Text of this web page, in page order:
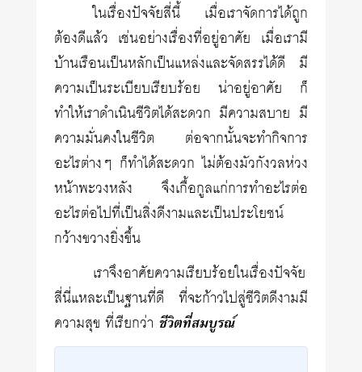
ในเรื่องปัจจัยสี่นี้ เมื่อเราจัดการได้ถูก
ต้องดีแล้ว เช่นอย่างเรื่องที่อยู่อาศัย เมื่อเรามี
บ้านเรือนเป็นหลักเป็นแหล่งและจัดสรรได้ดี มี
ความเป็นระเบียบเรียบร้อย น่าอยู่อาศัย ก็
ทำให้เราดำเนินชีวิตได้สะดวก มีความสบาย มี
ความมั่นคงในชีวิต ต่อจากนั้นจะทำกิจการ
อะไรต่างๆ ก็ทำได้สะดวก ไม่ต้องมัวกังวลห่วง
หน้าพะวงหลัง จึงเกื้อกูลแก่การทำอะไรต่อ
อะไรต่อไปที่เป็นสิ่งดีงามและเป็นประโยชน์
กว้างขวางยิ่งขึ้น
เราจึงอาศัยความเรียบร้อยในเรื่องปัจจัย
สี่นี่แหละเป็นฐานที่ดี ที่จะก้าวไปสู่ชีวิตดีงามมี
ความสุข ที่เรียกว่า ชีวิตที่สมบูรณ์